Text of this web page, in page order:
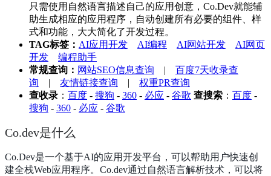
只需使用自然语言描述自己的应用创意，Co.Dev就能辅
助生成相应的应用程序，自动创建所有必要的组件、样
式和功能，大大简化了开发过程。
TAG标签： AI应用开发 AI编程 AI网站开发
AI网页
开发
编程助手
常规查询： 网站SEO信息查询 | 百度7天收录查
询 | 友情链接查询 | 权重PR查询
查收录 ： 百度 - 搜狗 - 360 - 必应 - 谷歌 查搜索 ： 百度 -
搜狗 - 360 - 必应 - 谷歌
Co.dev是什么
Co.Dev是一个基于AI的应用开发平台，可以帮助用户快速创
建全栈Web应用程序。Co.dev通过自然语言解析技术，可以将